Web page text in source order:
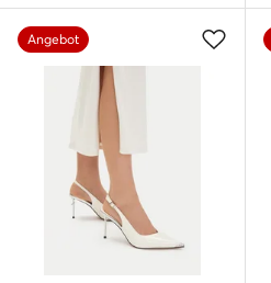
Angebot